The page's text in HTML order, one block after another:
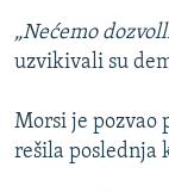
„Nećemo
uzvikivali su
Morsi je pozvao
rešila poslednja